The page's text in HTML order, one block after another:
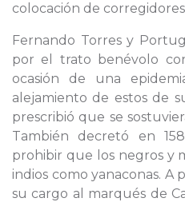
colocación de
Fernando Torres y
por el trato benévolo
ocasión de una
alejamiento de estos de
prescribió que se
También decretó en
prohibir que los negros y
indios como yanaconas. A
su cargo al marqués de